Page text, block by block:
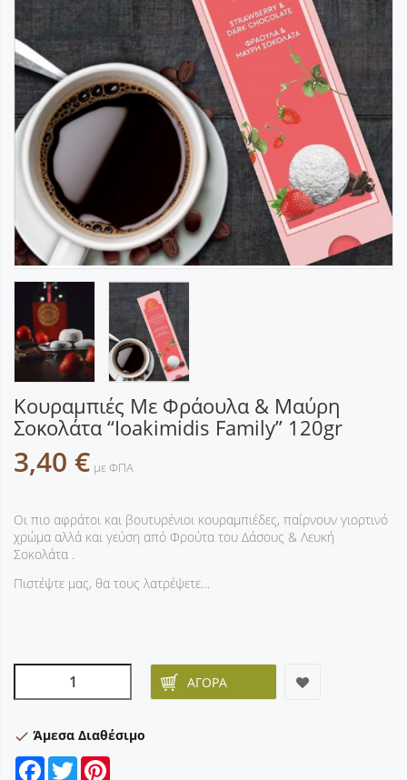
Κουραμπιές Με Φράουλα & Μαύρη
Σοκολάτα “Ioakimidis Family” 120gr
3,40 € με ΦΠΑ
Οι πιο αφράτοι και βουτυρένιοι κουραμπιέδες, παίρνουν γιορτινό
χρώμα αλλά και γεύση από Φρούτα του Δάσους & Λευκή
Σοκολάτα .
Πιστέψτε μας, θα τους λατρέψετε…
ΑΓΟΡΆ
check Άμεσα Διαθέσιμο
Facebook
Twitter